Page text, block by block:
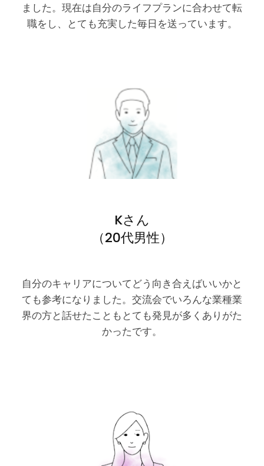
ました。現在は自分のライフプランに合わせて転
職をし、とても充実した毎日を送っています。
Kさん
（20代男性）
自分のキャリアについてどう向き合えばいいかと
ても参考になりました。交流会でいろんな業種業
界の方と話せたこともとても発見が多くありがた
かったです。